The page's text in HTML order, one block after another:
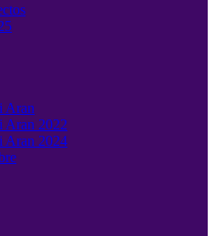
Aran
Aran 2022
Aran 2024